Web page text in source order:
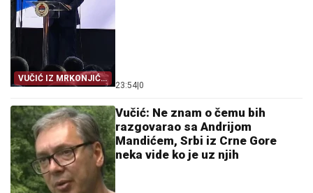
VUČIĆ IZ MRKONJIĆ
GRADA
23:54 0
Vučić: Ne znam o čemu bih
razgovarao sa Andrijom
Mandićem, Srbi iz Crne Gore
neka vide ko je uz njih